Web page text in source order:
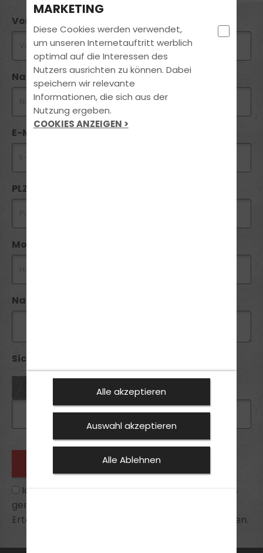
Vorname
Nachname
E-Mail
PLZ *
Mobil *
Nachricht
Sicherheitsabfrage *:
Ich habe die
zur Kenntnis
genommen und bin mit ihnen einverstanden.
Erteilte Einwilligungen kann ich jederzeit widerrufen.
MARKETING
Diese Cookies werden verwendet,
um unseren Internetauftritt werblich
optimal auf die Interessen des
Nutzers ausrichten zu können. Dabei
speichern wir relevante
Informationen, die sich aus der
Nutzung ergeben.
COOKIES ANZEIGEN >
Alle akzeptieren
Auswahl akzeptieren
Alle Ablehnen